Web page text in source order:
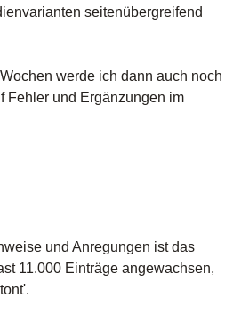
seitenübergreifend
werde ich dann auch noch
Fehler und Ergänzungen im
und Anregungen ist das
11.000 Einträge angewachsen,